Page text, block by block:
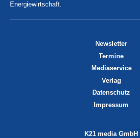
Energiewirtschaft.
Newsletter
Termine
Mediaservice
Verlag
Datenschutz
Impressum
K21 media GmbH